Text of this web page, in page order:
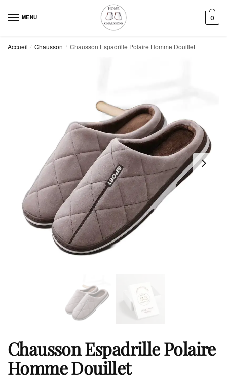
MENU 0
Accueil / Chausson / Chausson Espadrille Polaire Homme Douillet
Chausson Espadrille Polaire
Homme Douillet